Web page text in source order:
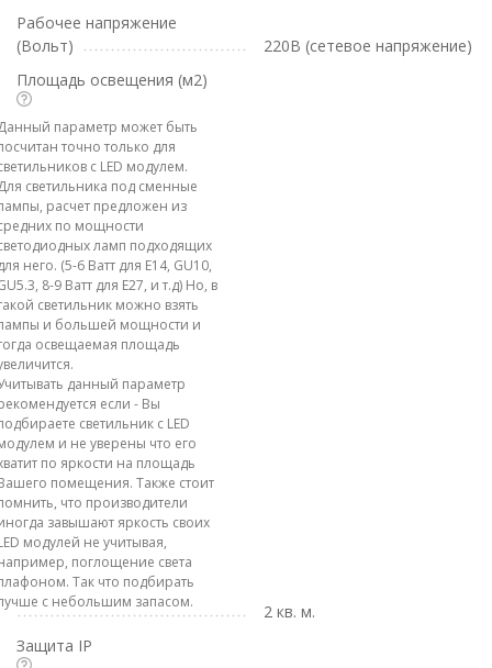
Рабочее напряжение
(Вольт)
220В (сетевое напряжение)
Площадь освещения (м2)
параметр может быть
точно только для
с LED модулем.
светильника под сменные
расчет предложен из
по мощности
ламп подходящих
него. (5-6 Ватт для E14, GU10,
8-9 Ватт для E27, и т.д) Но, в
светильник можно взять
и большей мощности и
освещаемая площадь
данный параметр
если - Вы
светильник с LED
и не уверены что его
по яркости на площадь
помещения. Также стоит
что производители
завышают яркость своих
модулей не учитывая,
поглощение света
Так что подбирать
с небольшим запасом.
2 кв. м.
Защита IP